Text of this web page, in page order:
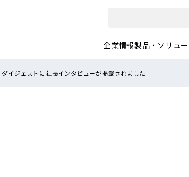
企業情報製品・ソリュ
イジェストに社長インタビューが掲載されました